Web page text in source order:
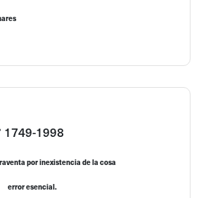
1749-1998
por inexistencia de la cosa
error esencial.